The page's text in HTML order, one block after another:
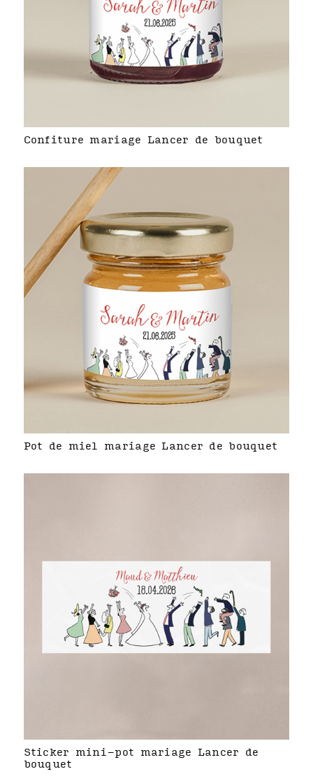
Confiture mariage Lancer de bouquet
Pot de miel mariage Lancer de bouquet
Sticker mini-pot mariage Lancer de
bouquet